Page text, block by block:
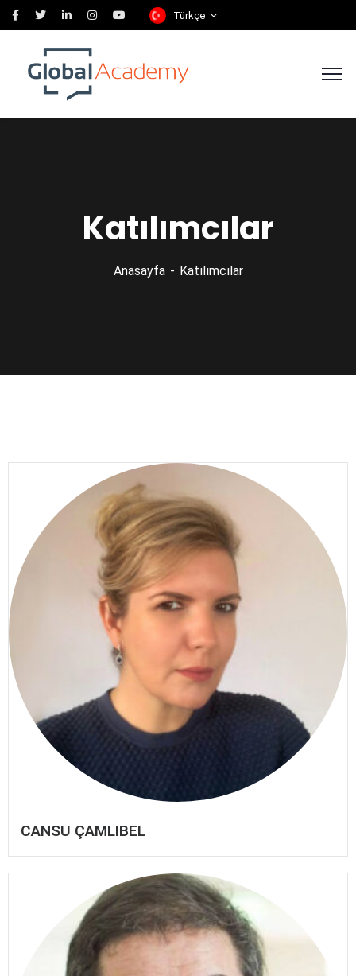
Türkçe
Katılımcılar
Anasayfa Katılımcılar
CANSU ÇAMLIBEL